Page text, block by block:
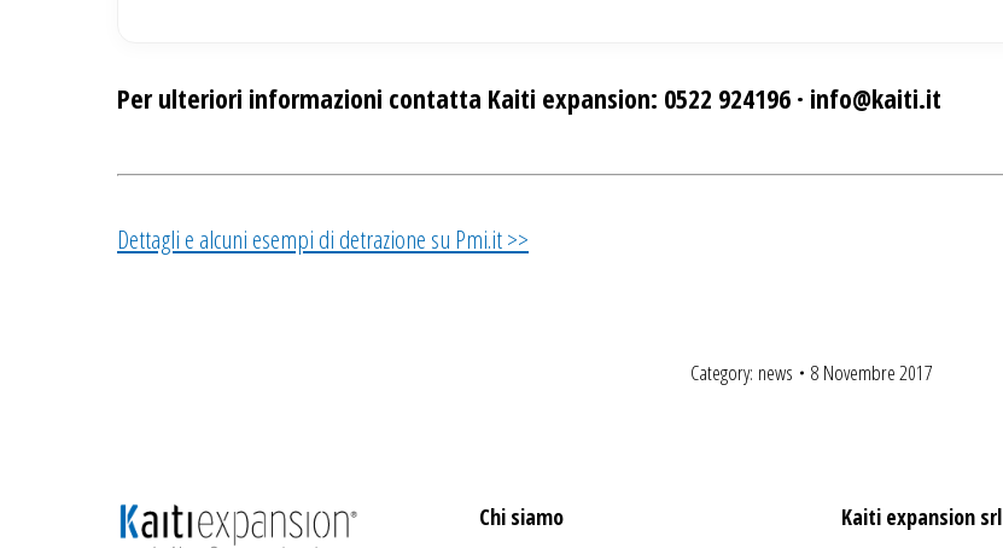
Per ulteriori informazioni contatta Kaiti expansion: 0522 924196 · info@kaiti.it
Dettagli e alcuni esempi di detrazione su Pmi.it >>
Category: news 8 Novembre 2017
Chi siamo
Kaiti expansion srl